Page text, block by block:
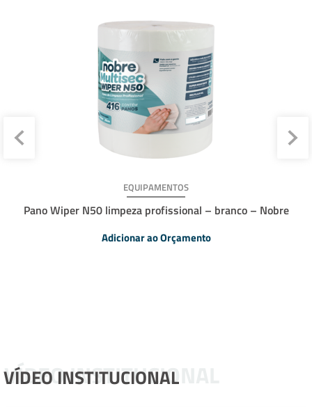
EQUIPAMENTOS
Pano Wiper N50 limpeza profissional – branco – Nobre
Adicionar ao Orçamento
VÍDEO INSTITUCIONAL
VÍDEO INSTITUCIONAL